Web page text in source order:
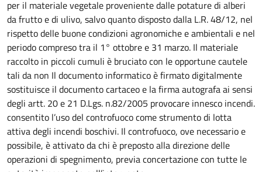
per il materiale vegetale proveniente dalle potature di alberi
da frutto e di ulivo, salvo quanto disposto dalla L.R. 48/12, nel
rispetto delle buone condizioni agronomiche e ambientali e nel
periodo compreso tra il 1° ottobre e 31 marzo. Il materiale
raccolto in piccoli cumuli è bruciato con le opportune cautele
tali da non Il documento informatico è firmato digitalmente
sostituisce il documento cartaceo e la firma autografa ai sensi
degli artt. 20 e 21 D.Lgs. n.82/2005 provocare innesco incendi.
consentito l’uso del controfuoco come strumento di lotta
attiva degli incendi boschivi. Il controfuoco, ove necessario e
possibile, è attivato da chi è preposto alla direzione delle
operazioni di spegnimento, previa concertazione con tutte le